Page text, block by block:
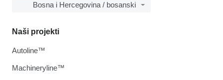
Bosna i Hercegovina / bosanski
Naši projekti
Autoline™
Machineryline™